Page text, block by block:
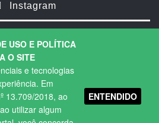
USO E POLÍTICA
O SITE
e tecnologias
Em
13.709/2018, ao
utilizar algum
ENTENDIDO
Instagram
Todos os direitos Reservados.
|Termos de Uso